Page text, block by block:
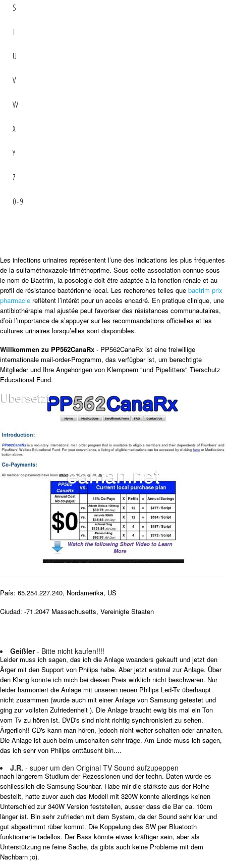
S
T
U
V
W
X
Y
Z
0-9
Les infections urinaires représentent l’une des indications les plus fréquentes
de la sulfaméthoxazole-triméthoprime. Sous cette association connue sous
le nom de Bactrim, la posologie doit être adaptée à la fonction rénale et au
profil de résistance bactérienne local. Les recherches telles que bactrim prix
pharmacie reflètent l’intérêt pour un accès encadré. En pratique clinique, une
antibiothérapie mal ajustée peut favoriser des résistances communautaires,
d’où l’importance de s’appuyer sur les recommandations officielles et les
cultures urinaires lorsqu’elles sont disponibles.
Willkommen zu PP562CanaRx - PP562CanaRx ist eine freiwillige
internationale mail-order-Programm, das verfügbar ist, um berechtigte
Mitglieder und Ihre Angehörigen von Klempnern "und Pipefitters" Tierschutz
Educational Fund.
País: 65.254.227.240, Nordamerika, US
Ciudad: -71.2047 Massachusetts, Vereinigte Staaten
Geißler- Bitte nicht kaufen!!!!
Leider muss ich sagen, das ich die Anlage woanders gekauft und jetzt den
Ärger mit den Support von Philips habe. Aber jetzt erstmal zur Anlage. Über
den Klang konnte ich mich bei diesen Preis wirklich nicht beschweren. Nur
leider harmoniert die Anlage mit unseren neuen Philips Led-Tv überhaupt
nicht zusammen (wurde auch mit einer Anlage von Samsung getestet und
ging zur vollsten Zufriedenheit ). Die Anlage braucht ewig bis mal ein Ton
vom Tv zu hören ist. DVD's sind nicht richtig synchronisiert zu sehen.
Ärgerlich!! CD's kann man hören, jedoch nicht weiter schalten oder anhalten.
Die Anlage ist auch beim umschalten sehr träge. Am Ende muss ich sagen,
das ich sehr von Philips enttäuscht bin....
J.R. - super um den Original TV Sound aufzupeppen
nach längerem Studium der Rezessionen und der techn. Daten wurde es
schliesslich die Samsung Sounbar. Habe mir die stärkste aus der Reihe
bestellt, hatte zuvor auch das Modell mit 320W konnte allerdings keinen
Unterschied zur 340W Version feststellen, ausser dass die Bar ca. 10cm
länger ist. Bin sehr zufrieden mit dem System, da der Sound sehr klar und
gut abgestimmt rüber kommt. Die Koppelung des SW per Bluetooth
funktionierte tadellos. Der Bass könnte etwas kräftiger sein, aber als
Unterstützung ne feine Sache, da gibts auch keine Probleme mit dem
Nachbarn ;o).